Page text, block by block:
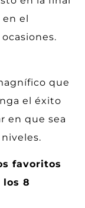
el
que
el éxito
en que sea
favoritos
los 8